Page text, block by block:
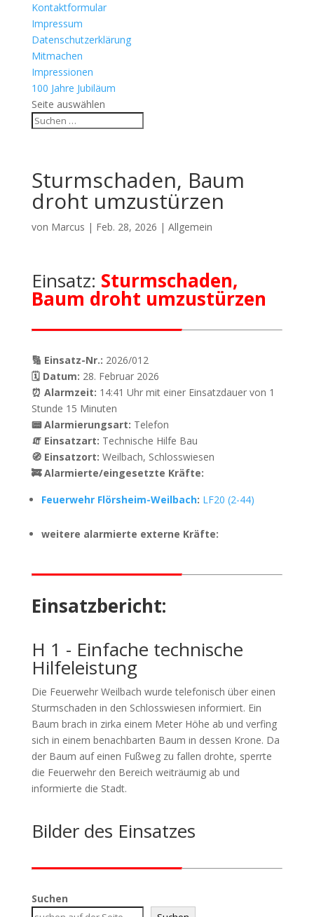
Kontaktformular
Impressum
Datenschutzerklärung
Mitmachen
Impressionen
100 Jahre Jubiläum
Seite auswählen
Sturmschaden, Baum
droht umzustürzen
von Marcus | Feb. 28, 2026 | Allgemein
Einsatz: Sturmschaden,
Baum droht umzustürzen
🔢 Einsatz-Nr.: 2026/012
🗓 Datum: 28. Februar 2026
⏰ Alarmzeit: 14:41 Uhr mit einer Einsatzdauer von 1
Stunde 15 Minuten
📟 Alarmierungsart: Telefon
🧯 Einsatzart: Technische Hilfe Bau
🧭 Einsatzort: Weilbach, Schlosswiesen
🚒 Alarmierte/eingesetzte Kräfte:
Feuerwehr Flörsheim-Weilbach: LF20 (2-44)
weitere alarmierte externe Kräfte:
Einsatzbericht:
H 1 - Einfache technische
Hilfeleistung
Die Feuerwehr Weilbach wurde telefonisch über einen
Sturmschaden in den Schlosswiesen informiert. Ein
Baum brach in zirka einem Meter Höhe ab und verfing
sich in einem benachbarten Baum in dessen Krone. Da
der Baum auf einen Fußweg zu fallen drohte, sperrte
die Feuerwehr den Bereich weiträumig ab und
informierte die Stadt.
Bilder des Einsatzes
Suchen